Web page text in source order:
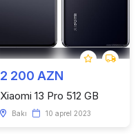
2 200 AZN
Xiaomi 13 Pro 512 GB
Bakı 10 aprel 2023